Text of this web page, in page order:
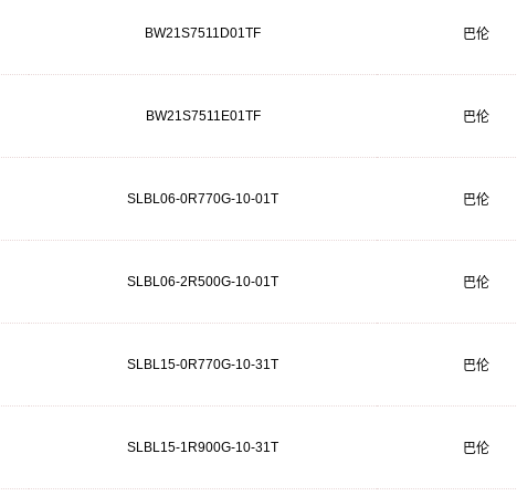
BW21S7511D01TF 巴伦
BW21S7511E01TF 巴伦
SLBL06-0R770G-10-01T 巴伦
SLBL06-2R500G-10-01T 巴伦
SLBL15-0R770G-10-31T 巴伦
SLBL15-1R900G-10-31T 巴伦